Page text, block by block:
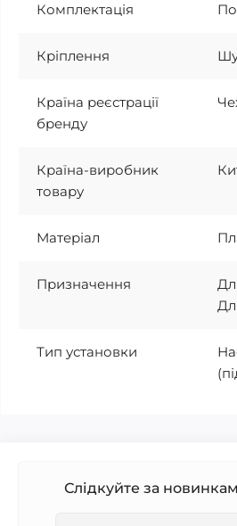
Комплектація
Кріплення
Країна реєстрації
бренду
Країна-виробник
товару
Матеріал
Призначення
Тип установки
Слідкуйте за